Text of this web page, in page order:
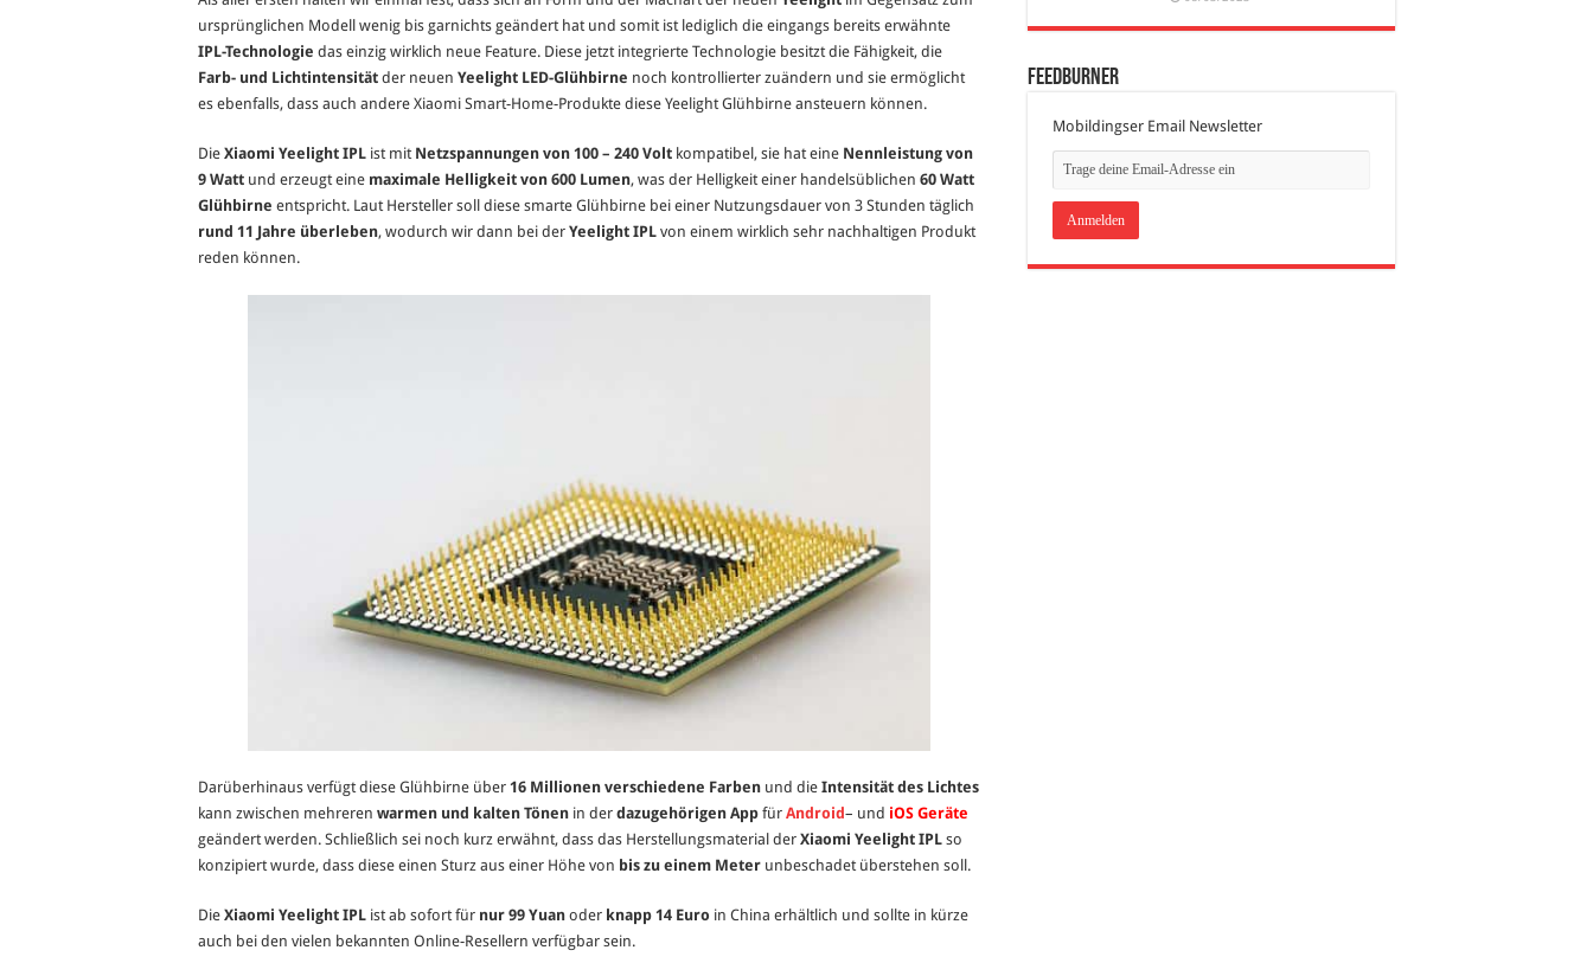
ursprünglichen Modell wenig bis garnichts geändert hat und somit ist lediglich die eingangs bereits erwähnte
IPL-Technologie das einzig wirklich neue Feature. Diese jetzt integrierte Technologie besitzt die Fähigkeit, die
Farb- und Lichtintensität der neuen Yeelight LED-Glühbirne noch kontrollierter zuändern und sie ermöglicht
es ebenfalls, dass auch andere Xiaomi Smart-Home-Produkte diese Yeelight Glühbirne ansteuern können.
Die Xiaomi Yeelight IPL ist mit Netzspannungen von 100 – 240 Volt kompatibel, sie hat eine Nennleistung von
9 Watt und erzeugt eine maximale Helligkeit von 600 Lumen, was der Helligkeit einer handelsüblichen 60 Watt
Glühbirne entspricht. Laut Hersteller soll diese smarte Glühbirne bei einer Nutzungsdauer von 3 Stunden täglich
rund 11 Jahre überleben, wodurch wir dann bei der Yeelight IPL von einem wirklich sehr nachhaltigen Produkt
reden können.
Darüberhinaus verfügt diese Glühbirne über 16 Millionen verschiedene Farben und die Intensität des Lichtes
kann zwischen mehreren warmen und kalten Tönen in der dazugehörigen App für Android– und iOS Geräte
geändert werden. Schließlich sei noch kurz erwähnt, dass das Herstellungsmaterial der Xiaomi Yeelight IPL so
konzipiert wurde, dass diese einen Sturz aus einer Höhe von bis zu einem Meter unbeschadet überstehen soll.
Die Xiaomi Yeelight IPL ist ab sofort für nur 99 Yuan oder knapp 14 Euro in China erhältlich und sollte in kürze
auch bei den vielen bekannten Online-Resellern verfügbar sein.
FeedBurner
Mobildingser Email Newsletter